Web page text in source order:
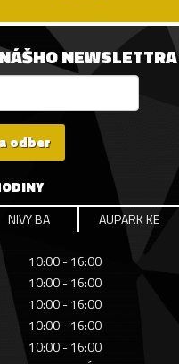
NEWSLETTRA
odber
NIVY BA AUPARK KE
10:00 - 16:00
10:00 - 16:00
10:00 - 16:00
10:00 - 16:00
10:00 - 16:00